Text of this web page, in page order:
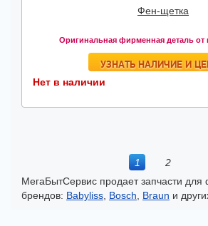
Фен-щетка
Оригинальная фирменная деталь от
УЗНАТЬ НАЛИЧИЕ И
Нет в наличии
1
2
МегаБытСервис продает запчасти
брендов: Babyliss Bosch Braun и